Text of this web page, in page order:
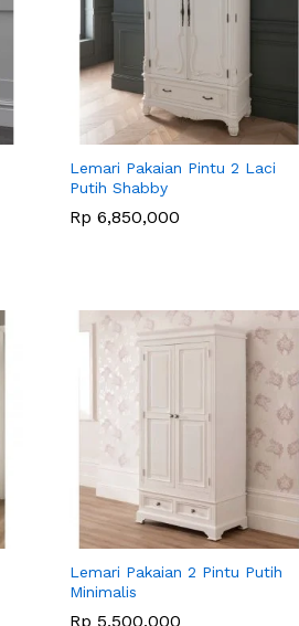
Lemari Pakaian Pintu 2 Laci
Putih Shabby
Rp 6,850,000
Rp 6,850,000
Lemari Pakaian 2 Pintu Putih
Minimalis
Rp 5,500,000
Rp 5,500,000